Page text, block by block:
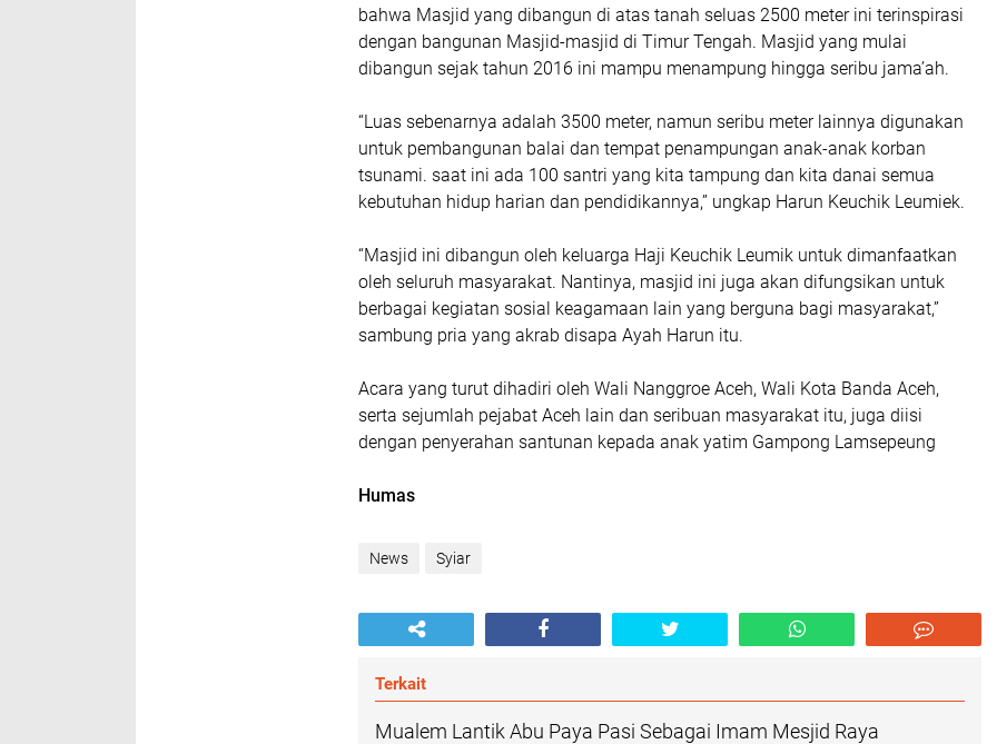
bahwa Masjid yang dibangun di atas tanah seluas 2500 meter ini terinspirasi
dengan bangunan Masjid-masjid di Timur Tengah. Masjid yang mulai
dibangun sejak tahun 2016 ini mampu menampung hingga seribu jama’ah.
“Luas sebenarnya adalah 3500 meter, namun seribu meter lainnya digunakan
untuk pembangunan balai dan tempat penampungan anak-anak korban
tsunami. saat ini ada 100 santri yang kita tampung dan kita danai semua
kebutuhan hidup harian dan pendidikannya,” ungkap Harun Keuchik Leumiek.
“Masjid ini dibangun oleh keluarga Haji Keuchik Leumik untuk dimanfaatkan
oleh seluruh masyarakat. Nantinya, masjid ini juga akan difungsikan untuk
berbagai kegiatan sosial keagamaan lain yang berguna bagi masyarakat,”
sambung pria yang akrab disapa Ayah Harun itu.
Acara yang turut dihadiri oleh Wali Nanggroe Aceh, Wali Kota Banda Aceh,
serta sejumlah pejabat Aceh lain dan seribuan masyarakat itu, juga diisi
dengan penyerahan santunan kepada anak yatim Gampong Lamsepeung
Humas
News Syiar
Terkait
Mualem Lantik Abu Paya Pasi Sebagai Imam Mesjid Raya